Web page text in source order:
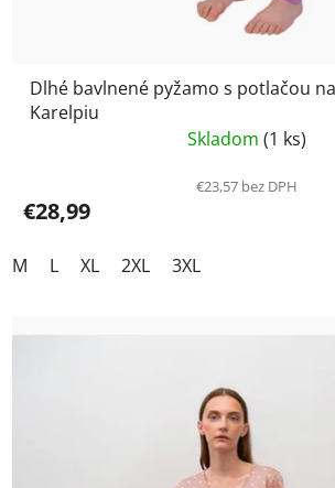
Dlhé bavlnené pyžamo s potlačou
Karelpiu
Skladom (1 ks)
€23,57 bez DPH
€28,99
M L XL 2XL 3XL